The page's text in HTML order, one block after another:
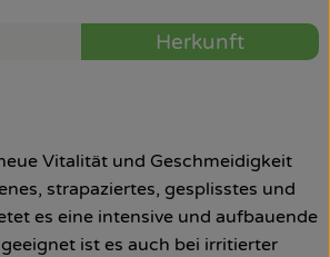
Herkunft
Vitalität und Geschmeidigkeit
strapaziertes, gesplisstes und
es eine intensive und aufbauende
ist es auch bei irritierter